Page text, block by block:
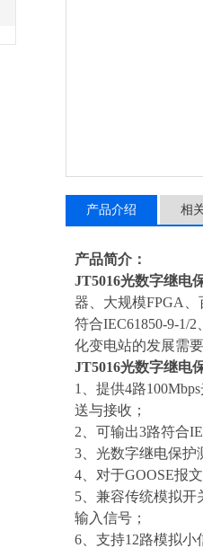
产品介绍 相
产品简介：
JT5016光数字继电
器、大规模FPGA、
符合IEC61850-9-1/
化变电站的发展需
JT5016光数字继电
1、提供4路
送与接收；
2、可输出3路符合
3、光数字继电保护
4、对于GOOSE报
5、兼容传统模拟
输入信号；
6、支持12路模拟小